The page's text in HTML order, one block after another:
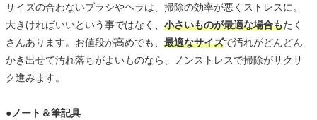
サイズの合わないブラシやヘラは、掃除の効率が悪くストレスに。
大きければいいという事ではなく、 小さいものが最適な場合もたく
さんあります。お値段が高めでも、 最適なサイズで汚れがどんどん
かき出せて汚れ落ちがよいものなら、ノンストレスで掃除がサクサ
ク進みます。
●ノート＆筆記具